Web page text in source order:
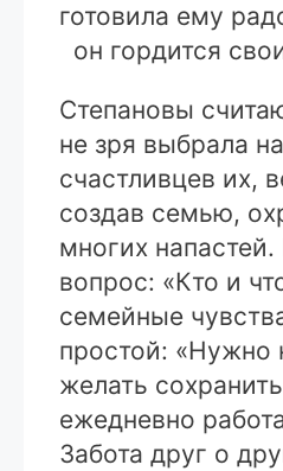
готовила ему
он гордится
Степановы
не зря выбрала
счастливцев их,
создав семью,
многих
вопрос: «Кто и
семейные
простой: «Нужно
желать
ежедневно
Забота друг о